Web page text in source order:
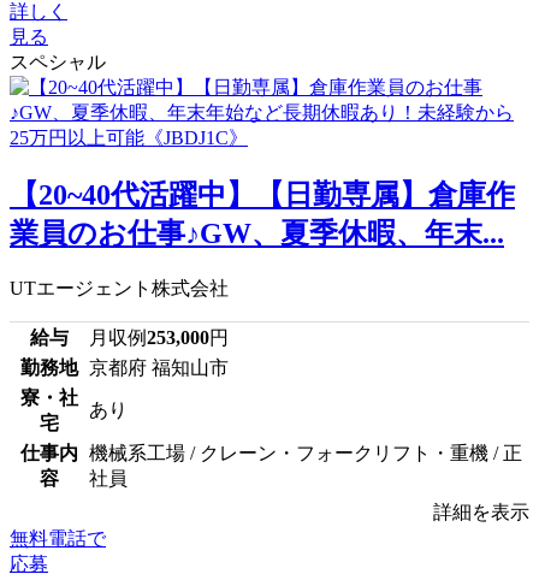
詳しく
見る
スペシャル
【20~40代活躍中】【日勤専属】倉庫作
業員のお仕事♪GW、夏季休暇、年末...
UTエージェント株式会社
給与 月収例253,000円
勤務地 京都府 福知山市
寮・社
宅
あり
仕事内
容
機械系工場 / クレーン・フォークリフト・重機 / 正
社員
詳細を表示
無料電話で
応募